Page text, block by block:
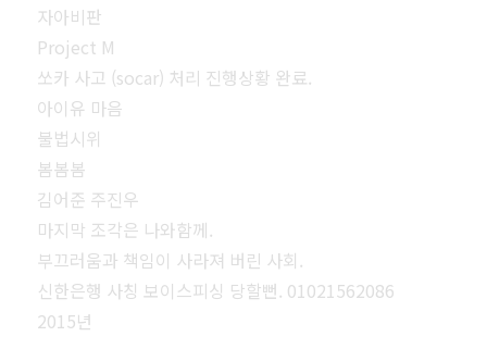
자아비판
Project M
쏘카 사고 (socar) 처리 진행상황 완료.
아이유 마음
불법시위
봄봄봄
김어준 주진우
마지막 조각은 나와함께.
부끄러움과 책임이 사라져 버린 사회.
신한은행 사칭 보이스피싱 당할뻔. 01021562086
2015년